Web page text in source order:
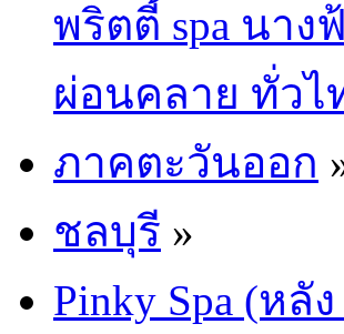
พริตตี้ spa นา
ผ่อนคลาย ทั่ว
ภาคตะวันออก
ชลบุรี »
Pinky Spa (หลั